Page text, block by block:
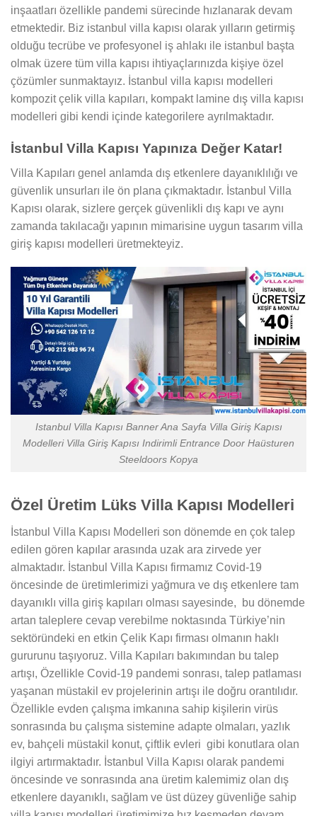
inşaatları özellikle pandemi sürecinde hızlanarak devam
etmektedir. Biz istanbul villa kapısı olarak yılların getirmiş
olduğu tecrübe ve profesyonel iş ahlakı ile istanbul başta
olmak üzere tüm villa kapısı ihtiyaçlarınızda kişiye özel
çözümler sunmaktayız. İstanbul villa kapısı modelleri
kompozit çelik villa kapıları, kompakt lamine dış villa kapısı
modelleri gibi kendi içinde kategorilere ayrılmaktadır.
İstanbul Villa Kapısı Yapınıza Değer Katar!
Villa Kapıları genel anlamda dış etkenlere dayanıklılığı ve
güvenlik unsurları ile ön plana çıkmaktadır. İstanbul Villa
Kapısı olarak, sizlere gerçek güvenlikli dış kapı ve aynı
zamanda takılacağı yapının mimarisine uygun tasarım villa
giriş kapısı modelleri üretmekteyiz.
Istanbul Villa Kapısı Banner Ana Sayfa Villa Giriş Kapısı
Modelleri Villa Giriş Kapısı Indirimli Entrance Door Haüsturen
Steeldoors Kopya
Özel Üretim Lüks Villa Kapısı Modelleri
İstanbul Villa Kapısı Modelleri son dönemde en çok talep
edilen gören kapılar arasında uzak ara zirvede yer
almaktadır. İstanbul Villa Kapısı firmamız Covid-19
öncesinde de üretimlerimizi yağmura ve dış etkenlere tam
dayanıklı villa giriş kapıları olması sayesinde, bu dönemde
artan taleplere cevap verebilme noktasında Türkiye’nin
sektöründeki en etkin Çelik Kapı firması olmanın haklı
gururunu taşıyoruz. Villa Kapıları bakımından bu talep
artışı, Özellikle Covid-19 pandemi sonrası, talep patlaması
yaşanan müstakil ev projelerinin artışı ile doğru orantılıdır.
Özellikle evden çalışma imkanına sahip kişilerin virüs
sonrasında bu çalışma sistemine adapte olmaları, yazlık
ev, bahçeli müstakil konut, çiftlik evleri gibi konutlara olan
ilgiyi artırmaktadır. İstanbul Villa Kapısı olarak pandemi
öncesinde ve sonrasında ana üretim kalemimiz olan dış
etkenlere dayanıklı, sağlam ve üst düzey güvenliğe sahip